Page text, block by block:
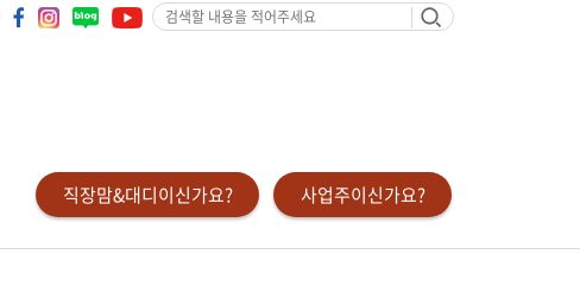
검
색
요
직장맘&대디이신가요? 사업주이신가요?